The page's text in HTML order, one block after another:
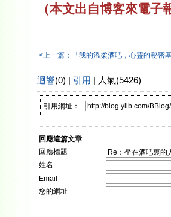
（本文出自博客來電子
<上一篇：「我的溫柔酒吧，心靈的秘密
迴響(0) | 引用 | 人氣(5426)
引用網址：
回應這篇文章
回應標題
姓名
Email
您的網址